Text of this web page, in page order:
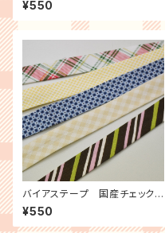
¥550
バイアステープ 国産チェック
／ストライプ ３ｍパック
¥550